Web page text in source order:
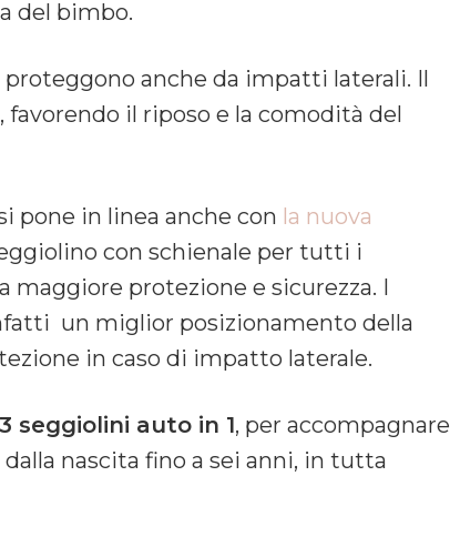
del bimbo.
anche da impatti laterali. Il
, favorendo il riposo e la comodità del
pone in linea anche con la nuova
con schienale per tutti i
maggiore protezione e sicurezza. I
un miglior posizionamento della
in caso di impatto laterale.
3 seggiolini auto in 1, per accompagnare
nascita fino a sei anni, in tutta